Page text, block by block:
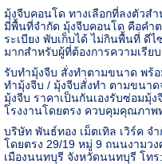
มุ้งจีบคอนโด ทางเลือกที่ลงตัวส
มีพื้นที่จำกัด มุ้งจีบคอนโด คือคำ
ระเบียง พับเก็บได้ ไม่กินพื้นที่ ดี
มากสำหรับผู้ที่ต้องการความเรีย
รับทำมุ้งจีบ สั่งทำตามขนาด พร้อ
ทำมุ้งจีบ / มุ้งจีบสั่งทำ ตามขนาด
มุ้งจีบ ราคาเป็นกันเองรับซ่อมมุ้
โรงงานโดยตรง ควบคุมคุณภา
บริษัท พันธ์ทอง เม็ตเทิล เวิร์ค จ
โดยตรง 29/19 หมู่ 9 ถนนงามว
เมืองนนทบุรี จังหวัดนนทบุรี โทร